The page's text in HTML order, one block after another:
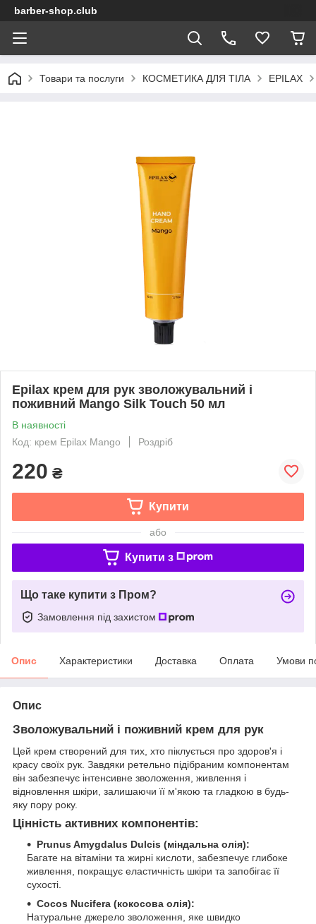
barber-shop.club
Товари та послуги КОСМЕТИКА ДЛЯ ТІЛА EPILAX
Epilax крем для рук зволожувальний і
поживний Mango Silk Touch 50 мл
В наявності
Код: крем Epilax Mango
Роздріб
220 ₴
Купити
або
Купити з
Що таке купити з Пром?
Замовлення під захистом
Опис Характеристики Доставка Оплата Умови
Опис
Зволожувальний і поживний крем для рук
Цей крем створений для тих, хто піклується про здоров'я і
красу своїх рук. Завдяки ретельно підібраним компонентам
він забезпечує інтенсивне зволоження, живлення і
відновлення шкіри, залишаючи її м'якою та гладкою в будь-
яку пору року.
Цінність активних компонентів:
Prunus Amygdalus Dulcis (міндальна олія):
Багате на вітаміни та жирні кислоти, забезпечує глибоке
живлення, покращує еластичність шкіри та запобігає її
сухості.
Cocos Nucifera (кокосова олія):
Натуральне джерело зволоження, яке швидко